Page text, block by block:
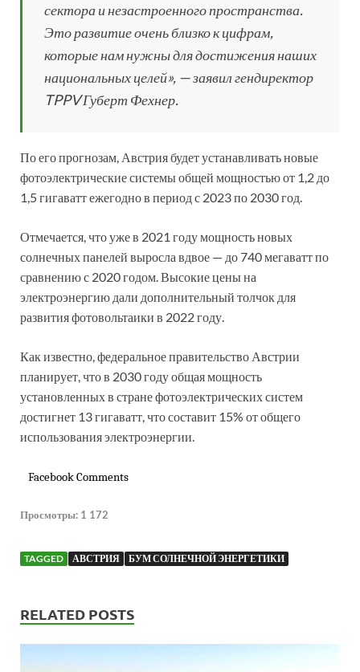
сектора и незастроенного пространства.
Это развитие очень близко к цифрам,
которые нам нужны для достижения наших
национальных целей», — заявил гендиректор
TPPV Губерт Фехнер.
По его прогнозам, Австрия будет устанавливать новые
фотоэлектрические системы общей мощностью от 1,2 до
1,5 гигаватт ежегодно в период с 2023 по 2030 год.
Отмечается, что уже в 2021 году мощность новых
солнечных панелей выросла вдвое — до 740 мегаватт по
сравнению с 2020 годом. Высокие цены на
электроэнергию дали дополнительный толчок для
развития фотовольтаики в 2022 году.
Как известно, федеральное правительство Австрии
планирует, что в 2030 году общая мощность
установленных в стране фотоэлектрических систем
достигнет 13 гигаватт, что составит 15% от общего
использования электроэнергии.
Facebook Comments
Просмотры: 1 172
TAGGED АВСТРИЯ БУМ СОЛНЕЧНОЙ ЭНЕРГЕТИКИ
RELATED POSTS